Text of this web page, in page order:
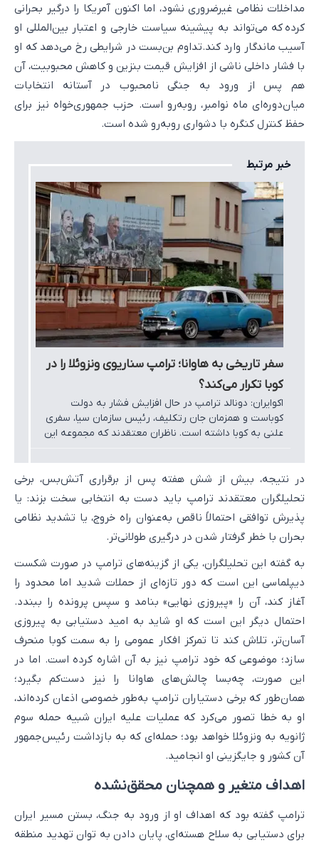
مداخلات نظامی غیرضروری نشود، اما اکنون آمریکا را درگیر بحرانی
کرده که می‌تواند به پیشینه سیاست خارجی و اعتبار بین‌المللی او
آسیب ماندگار وارد کند.‌تداوم بن‌بست در شرایطی رخ می‌دهد که او
با فشار داخلی ناشی از افزایش قیمت بنزین و کاهش محبوبیت، آن
هم پس از ورود به جنگی نامحبوب در آستانه انتخابات
میان‌دوره‌ای ماه نوامبر، روبه‌رو است. حزب جمهوری‌خواه نیز برای
حفظ کنترل کنگره با دشواری روبه‌رو شده است.
خبر مرتبط
سفر تاریخی به هاوانا؛ ترامپ سناریوی ونزوئلا را در
کوبا تکرار می‌کند؟
اکوایران: دونالد ترامپ در حال افزایش فشار به دولت
کوباست و همزمان جان رتکلیف، رئیس سازمان سیا، سفری
علنی به کوبا داشته است. ناظران معتقدند که مجموعه این
اجرای الگویی مشابه ونزوئلا این‌بار در کوبا باشند.
در نتیجه، بیش از شش هفته پس از برقراری آتش‌بس، برخی
تحلیلگران معتقدند ترامپ باید دست به انتخابی سخت بزند: یا
پذیرش توافقی احتمالاً ناقص به‌عنوان راه خروج، یا تشدید نظامی
بحران با خطر گرفتار شدن در درگیری طولانی‌تر.
به گفته این تحلیلگران، یکی از گزینه‌های ترامپ در صورت شکست
دیپلماسی این است که دور تازه‌ای از حملات شدید اما محدود را
آغاز کند، آن را «پیروزی نهایی» بنامد و سپس پرونده را ببندد.
احتمال دیگر این است که او شاید به امید دستیابی به پیروزی
آسان‌تر، تلاش کند تا تمرکز افکار عمومی را به سمت کوبا منحرف
سازد؛ موضوعی که خود ترامپ نیز به آن اشاره کرده است. اما در
این صورت، چه‌بسا چالش‌های هاوانا را نیز دست‌کم بگیرد؛
همان‌طور که برخی دستیاران ترامپ به‌طور خصوصی اذعان کرده‌اند،
او به خطا تصور می‌کرد که عملیات علیه ایران شبیه حمله سوم
ژانویه به ونزوئلا خواهد بود؛ حمله‌ای که به بازداشت رئیس‌جمهور
آن کشور و جایگزینی او انجامید.
اهداف متغیر و همچنان محقق‌نشده
ترامپ گفته بود که اهداف او از ورود به جنگ، بستن مسیر ایران
برای دستیابی به سلاح هسته‌ای، پایان دادن به توان تهدید منطقه